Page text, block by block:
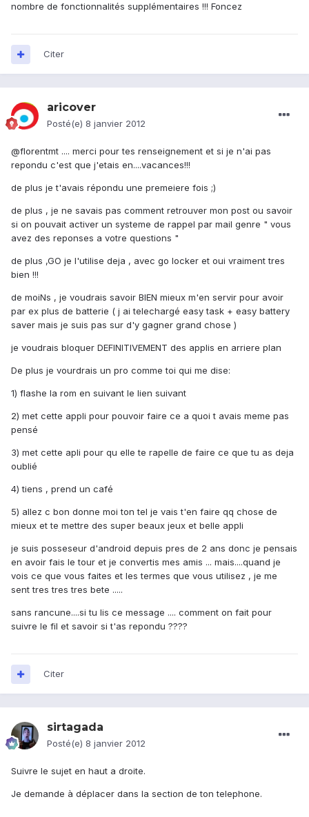
nombre de fonctionnalités supplémentaires !!! Foncez
Citer
aricover
Posté(e) 8 janvier 2012
@florentmt .... merci pour tes renseignement et si je n'ai pas
repondu c'est que j'etais en....vacances!!!
de plus je t'avais répondu une premeiere fois ;)
de plus , je ne savais pas comment retrouver mon post ou savoir
si on pouvait activer un systeme de rappel par mail genre " vous
avez des reponses a votre questions "
de plus ,GO je l'utilise deja , avec go locker et oui vraiment tres
bien !!!
de moiNs , je voudrais savoir BIEN mieux m'en servir pour avoir
par ex plus de batterie ( j ai telechargé easy task + easy battery
saver mais je suis pas sur d'y gagner grand chose )
je voudrais bloquer DEFINITIVEMENT des applis en arriere plan
De plus je vourdrais un pro comme toi qui me dise:
1) flashe la rom en suivant le lien suivant
2) met cette appli pour pouvoir faire ce a quoi t avais meme pas
pensé
3) met cette apli pour qu elle te rapelle de faire ce que tu as deja
oublié
4) tiens , prend un café
5) allez c bon donne moi ton tel je vais t'en faire qq chose de
mieux et te mettre des super beaux jeux et belle appli
je suis posseseur d'android depuis pres de 2 ans donc je pensais
en avoir fais le tour et je convertis mes amis ... mais....quand je
vois ce que vous faites et les termes que vous utilisez , je me
sent tres tres tres bete .....
sans rancune....si tu lis ce message .... comment on fait pour
suivre le fil et savoir si t'as repondu ????
Citer
sirtagada
Posté(e) 8 janvier 2012
Suivre le sujet en haut a droite.
Je demande à déplacer dans la section de ton telephone.